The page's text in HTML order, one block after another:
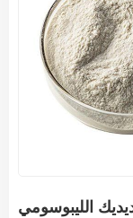
الليبوسومي